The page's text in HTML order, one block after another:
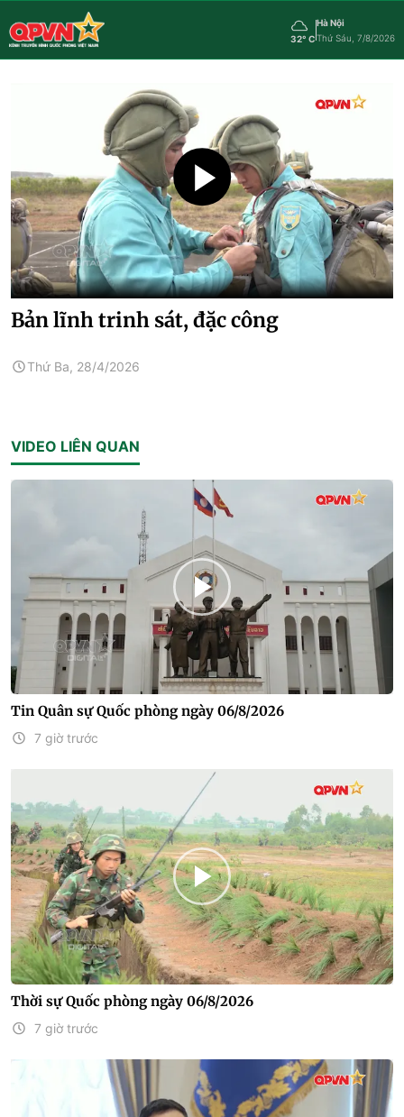
32° C
Hà Nội
Thứ Sáu, 7/8/2026
Bản lĩnh trinh sát, đặc công
Thứ Ba, 28/4/2026
VIDEO LIÊN QUAN
Tin Quân sự Quốc phòng ngày 06/8/2026
7 giờ trước
Thời sự Quốc phòng ngày 06/8/2026
7 giờ trước